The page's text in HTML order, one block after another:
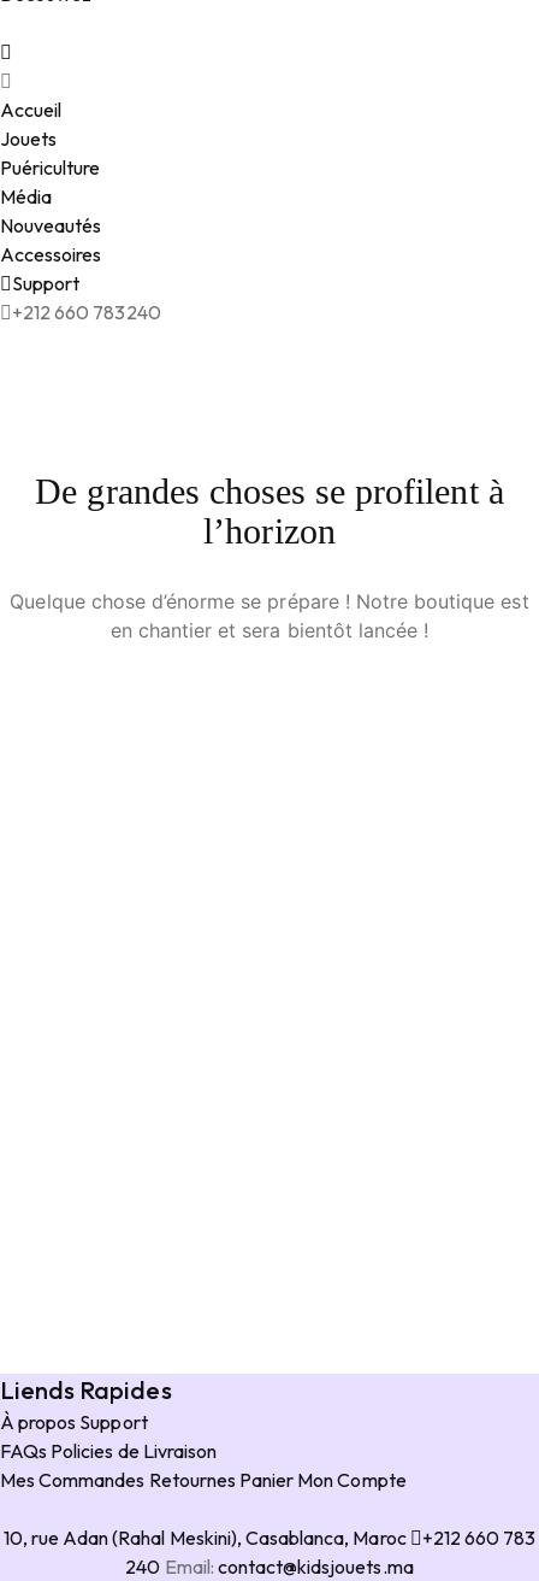
Accueil
Jouets
Puériculture
Média
Nouveautés
Accessoires
Support
+212 660 783240
De grandes choses se profilent à
l’horizon
Quelque chose d’énorme se prépare ! Notre boutique est
en chantier et sera bientôt lancée !
Liends Rapides
À propos Support
FAQs Policies de Livraison
Mes Commandes Retournes Panier Mon Compte
10, rue Adan (Rahal Meskini), Casablanca, Maroc
+212 660 783
240 Email: contact@kidsjouets.ma